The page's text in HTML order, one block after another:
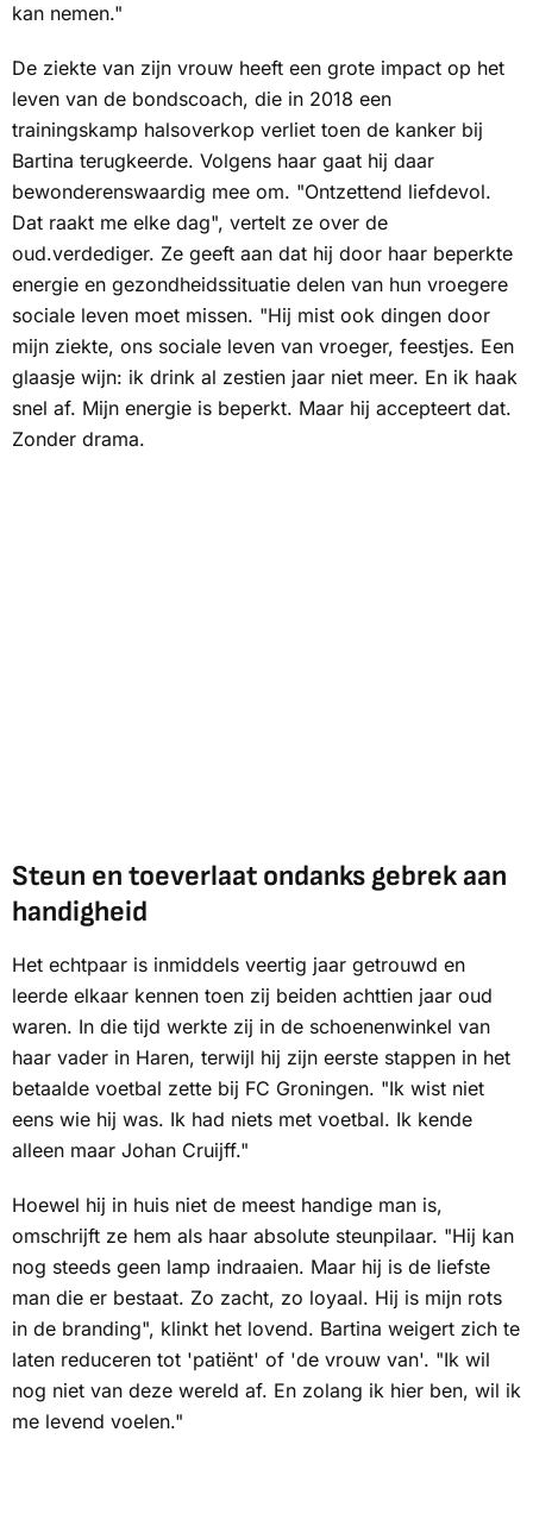
kan nemen."
De ziekte van zijn vrouw heeft een grote impact op het
leven van de bondscoach, die in 2018 een
trainingskamp halsoverkop verliet toen de kanker bij
Bartina terugkeerde. Volgens haar gaat hij daar
bewonderenswaardig mee om. "Ontzettend liefdevol.
Dat raakt me elke dag", vertelt ze over de
oud.verdediger. Ze geeft aan dat hij door haar beperkte
energie en gezondheidssituatie delen van hun vroegere
sociale leven moet missen. "Hij mist ook dingen door
mijn ziekte, ons sociale leven van vroeger, feestjes. Een
glaasje wijn: ik drink al zestien jaar niet meer. En ik haak
snel af. Mijn energie is beperkt. Maar hij accepteert dat.
Zonder drama.
Steun en toeverlaat ondanks gebrek aan
handigheid
Het echtpaar is inmiddels veertig jaar getrouwd en
leerde elkaar kennen toen zij beiden achttien jaar oud
waren. In die tijd werkte zij in de schoenenwinkel van
haar vader in Haren, terwijl hij zijn eerste stappen in het
betaalde voetbal zette bij FC Groningen. "Ik wist niet
eens wie hij was. Ik had niets met voetbal. Ik kende
alleen maar Johan Cruijff."
Hoewel hij in huis niet de meest handige man is,
omschrijft ze hem als haar absolute steunpilaar. "Hij kan
nog steeds geen lamp indraaien. Maar hij is de liefste
man die er bestaat. Zo zacht, zo loyaal. Hij is mijn rots
in de branding", klinkt het lovend. Bartina weigert zich te
laten reduceren tot 'patiënt' of 'de vrouw van'. "Ik wil
nog niet van deze wereld af. En zolang ik hier ben, wil ik
me levend voelen."